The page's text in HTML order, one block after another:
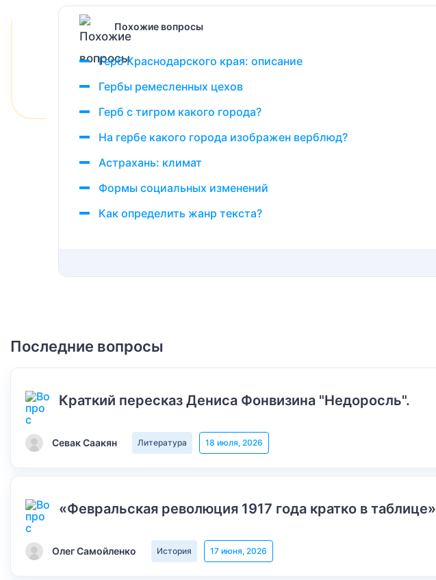
Похожие вопросы
Герб Краснодарского края: описание
Гербы ремесленных цехов
Герб с тигром какого города?
На гербе какого города изображен верблюд?
Астрахань: климат
Формы социальных изменений
Как определить жанр текста?
Последние вопросы
Краткий пересказ Дениса Фонвизина "Недоросль".
Севак Саакян Литература 18 июля, 2026
«Февральская революция 1917 года кратко в таблице»
Олег Самойленко История 17 июня, 2026